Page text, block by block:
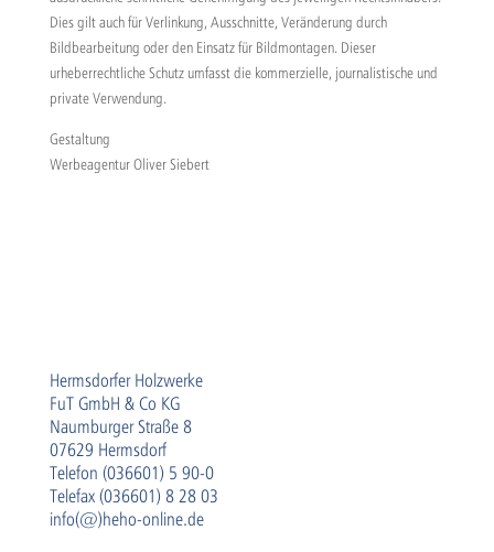
Dies gilt auch für Verlinkung, Ausschnitte, Veränderung durch
Bildbearbeitung oder den Einsatz für Bildmontagen. Dieser
urheberrechtliche Schutz umfasst die kommerzielle, journalistische und
private Verwendung.
Gestaltung
Werbeagentur Oliver Siebert
Hermsdorfer Holzwerke
FuT GmbH & Co KG
Naumburger Straße 8
07629 Hermsdorf
Telefon (036601) 5 90-0
Telefax (036601) 8 28 03
info(@)heho-online.de